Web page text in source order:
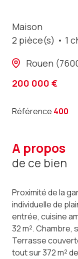
Maison
2 pièce(s)
1
Rouen
200 000 €
Référence 400
a propos
de ce bien
Proximité de la
individuelle de
entrée, cuisine
32 m². Chambre,
Terrasse
tout sur 372 m²